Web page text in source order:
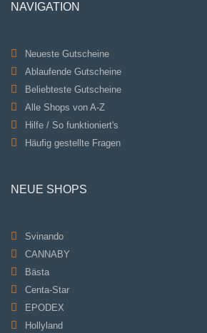
NAVIGATION
Neueste Gutscheine
Ablaufende Gutscheine
Beliebteste Gutscheine
Alle Shops von A-Z
Hilfe / So funktioniert's
Häufig gestellte Fragen
NEUE SHOPS
Svinando
CANNABY
Bästa
Centa-Star
EPODEX
Hollyland